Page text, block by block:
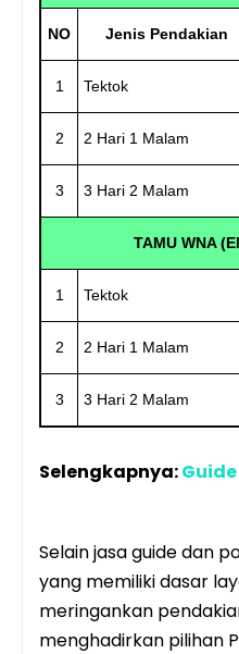
NO Jenis Pendakian
1 Tektok
2 2 Hari 1 Malam
3 3 Hari 2 Malam
TAMU WNA
1 Tektok
2 2 Hari 1 Malam
3 3 Hari 2 Malam
Selengkapnya:
Selain jasa guide dan
yang memiliki dasar
meringankan
menghadirkan pilihan